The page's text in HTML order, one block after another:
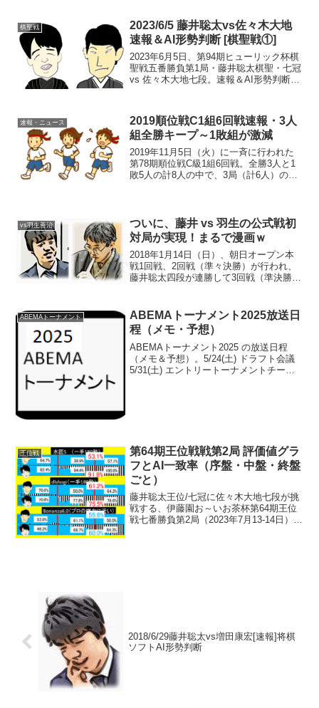
棋聖戦
2023/6/5 藤井聡太vs佐々木大地
速報＆AI形勢判断 [棋聖戦①]
2023年6月5日、第94期ヒューリック杯棋
聖戦五番勝負第1局・藤井聡太棋聖・七冠
vs 佐々木大地七段。速報＆AI形勢判断。
勝ち（藤井 1-0 佐々木）。第2局...
速報・ニュース
2019順位戦C1組6回戦速報・3人
組全勝キープ～1敗組が激減
2019年11月5日（火）に一斉に行われた
第78期順位戦C級1組6回戦。全勝3人と1
敗5人の計8人の中で、3局（計6人）の直
た。＜直...
vs羽生善治
ついに、藤井 vs 羽生の公式戦初
対局が実現！まるで漫画ｗ
2018年1月14日（日）、朝日オープン本
戦1回戦、2回戦（準々決勝）が行われ、
藤井聡太四段が連勝して3回戦（準決勝）
が決まった。公式戦での両者の対戦は
初。地元名古屋...
ABEMAトーナメント
ABEMAトーナメント2025放送日
程（メモ・予想）
ABEMAトーナメント2025 の放送日程
（メモ＆予想）。5/24(土) ドラフト会議
5/31(土) エントリートーナメントチーム
王位戦
第64期王位戦戦第2局 評価値グラ
フとAI一致率（序盤・中盤・終盤
ごと）
藤井聡太王位/七冠に佐々木大地七段が挑
戦する、伊藤園お～いお茶杯第64期王位
戦七番勝負第2局（2023年7月13-14日）の
2018/6/29藤井聡太vs増田康宏[速報]将棋
ソフトAI形勢判断